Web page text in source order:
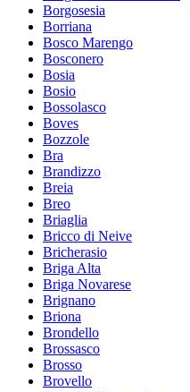
Borgosesia
Borriana
Bosco Marengo
Bosconero
Bosia
Bosio
Bossolasco
Boves
Bozzole
Bra
Brandizzo
Breia
Breo
Briaglia
Bricco di Neive
Bricherasio
Briga Alta
Briga Novarese
Brignano
Briona
Brondello
Brossasco
Brosso
Brovello